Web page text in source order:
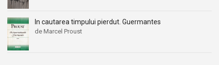
In cautarea timpului pierdut. Guermantes
de Marcel Proust